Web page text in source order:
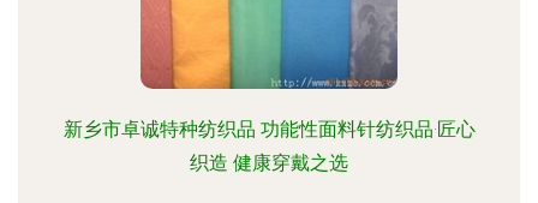
新乡市卓诚特种纺织品 功能性面料针纺织品·匠心
织造 健康穿戴之选